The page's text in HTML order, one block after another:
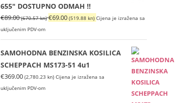
655" DOSTUPNO ODMAH !!
€89.00 (670.57 kn)Izvorna
bila
je:
€89.00
€69.00 (519.88 kn) Trenutna
je:
€69.00
Cijena je izražena sa
uključenim PDV-om
SAMOHODNA BENZINSKA KOSILICA
SCHEPPACH MS173-51 4u1
€369.00 (2,780.23 kn) Cijena je izražena sa
uključenim PDV-om